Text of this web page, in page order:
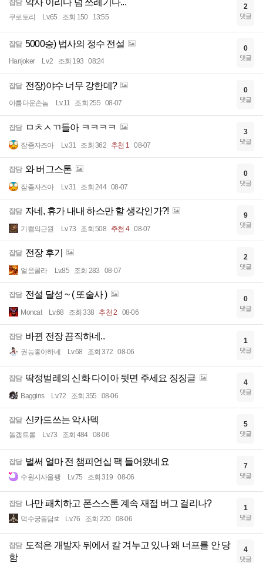
잡담 악사 이리다 넘 쓰레기다...
쿠로토리 Lv.65 조회 150 13:55
2
댓글
잡담 5000승) 법사의 정수 전설
Hanjoker Lv.2 조회 193 08:24
0
댓글
잡담 전장)야수 너무 강한데?
아름다운손놈 Lv.11 조회 255 08-07
0
댓글
잡담 ㅁㅊㅅㄲ들아 ㅋㅋㅋㅋ
잠좀자즈아 Lv.31 조회 362 추천 1 08-07
3
댓글
잡담 와 버그스톤
잠좀자즈아 Lv.31 조회 244 08-07
0
댓글
잡담 자네, 휴가 내내 하스만 할 생각인가?!
기쁨의근원 Lv.73 조회 508 추천 4 08-07
9
댓글
잡담 전장 후기
얼음콜라 Lv.85 조회 283 08-07
2
댓글
잡담 전설 달성 ~ ( 또술사 )
Moncat Lv.68 조회 338 추천 2 08-06
0
댓글
잡담 바뀐 전장 끔직하네..
권능좋아하네 Lv.68 조회 372 08-06
1
댓글
잡담 딱정벌레의 신화 다이아 뒷면 주세요 징징글
Baggins Lv.72 조회 355 08-06
4
댓글
잡담 신카드쓰는 악사덱
돌겜트롤 Lv.73 조회 484 08-06
5
댓글
잡담 벌써 얼마 전 챔피언십 팩 들어왔네요
수원시사울팽 Lv.75 조회 319 08-06
7
댓글
잡담 나만 패치하고 폰스스톤 계속 재접 버그 걸리나?
덕수궁돌담st Lv.76 조회 220 08-06
1
댓글
잡담 도적은 개발자 뒤에서 칼 겨누고 있나 왜 너프를 안 당
함
4
댓글